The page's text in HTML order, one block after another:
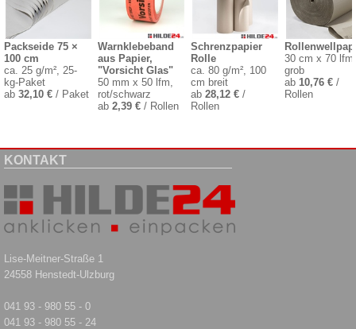
Packseide 75 ×
100 cm
ca. 25 g/m², 25-
kg-Paket
ab 32,10 € / Paket
Warnklebeband
aus Papier,
"Vorsicht Glas"
50 mm x 50 lfm,
rot/schwarz
ab 2,39 €/ Rollen
Schrenzpapier
Rolle
ca. 80 g/m², 100
cm breit
ab28,12 € /
Rollen
30 cm x 70 lfm,
grob
ab 10,76 €/
Rollen
KONTAKT
Lise-Meitner-Straße 1
24558 Henstedt-Ulzburg
041 93 - 980 55 - 0
041 93 - 980 55 - 24